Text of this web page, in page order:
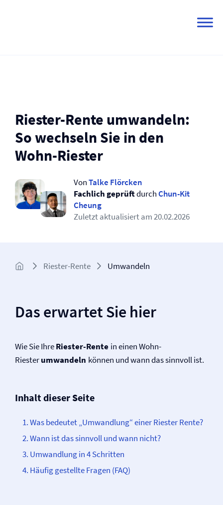
Riester-Rente umwandeln:
So wechseln Sie in den
Wohn-Riester
VonTalke Flörcken
Fachlich geprüftdurchChun-Kit
Cheung
Zuletzt aktualisiert am20.02.2026
Riester-Rente Umwandeln
Das erwartet Sie hier
Wie Sie IhreRiester-Rente in einen Wohn-
Riesterumwandeln können und wann das sinnvoll ist.
Inhalt dieser Seite
Was bedeutet „Umwandlung“ einer Riester Rente?
Wann ist das sinnvoll und wann nicht?
Umwandlung in 4 Schritten
Häufig gestellte Fragen (FAQ)